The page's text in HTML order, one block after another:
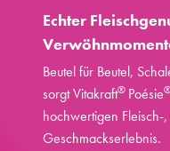
Echter
Beutel für Beutel,
sorgt Vitakraft® Poésie
hochwertigen Fleisch-
Geschmackserlebnis.